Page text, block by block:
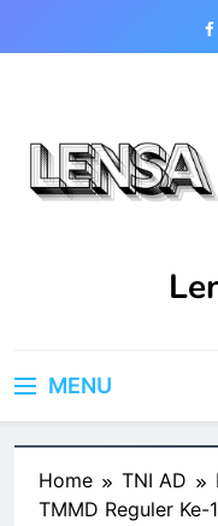
MENU
Home TNI AD
TMMD Reguler